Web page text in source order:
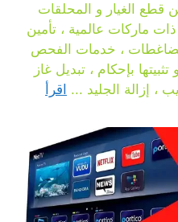
قطع الغيار و المحلقات
ذات ماركات عالمية ، تأمين
الضاغطات ، خدمات الفحص
بإحكام ، تبديل غاز
، إزالة الجليد ... اقرأ